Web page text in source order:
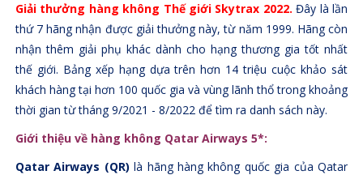
Giải thưởng hàng không Thế giới Skytrax 2022.Đây là lần
thứ 7 hãng nhận được giải thưởng này, từ năm 1999. Hãng còn
nhận thêm giải phụ khác dành cho hạng thương gia tốt nhất
thế giới. Bảng xếp hạng dựa trên hơn 14 triệu cuộc khảo sát
khách hàng tại hơn 100 quốc gia và vùng lãnh thổ trong khoảng
thời gian từ tháng 9/2021 - 8/2022 để tìm ra danh sách này.
Giới thiệu về hàng không Qatar Airways 5*:
Qatar Airways (QR) là hãng hàng không quốc gia của Qatar